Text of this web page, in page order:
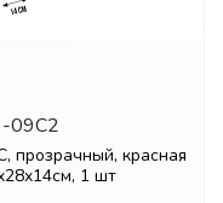
09C2
прозрачный, красная
1 шт